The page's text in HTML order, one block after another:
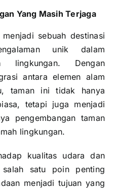
Yang Masih Terjaga
sebuah destinasi
unik dalam
lingkungan. Dengan
antara elemen alam
taman ini tidak hanya
tetapi juga menjadi
pengembangan taman
lingkungan.
kualitas udara dan
satu poin penting
menjadi tujuan yang